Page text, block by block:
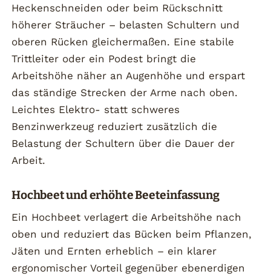
Heckenschneiden oder beim Rückschnitt
höherer Sträucher – belasten Schultern und
oberen Rücken gleichermaßen. Eine stabile
Trittleiter oder ein Podest bringt die
Arbeitshöhe näher an Augenhöhe und erspart
das ständige Strecken der Arme nach oben.
Leichtes Elektro- statt schweres
Benzinwerkzeug reduziert zusätzlich die
Belastung der Schultern über die Dauer der
Arbeit.
Hochbeet und erhöhte Beeteinfassung
Ein Hochbeet verlagert die Arbeitshöhe nach
oben und reduziert das Bücken beim Pflanzen,
Jäten und Ernten erheblich – ein klarer
ergonomischer Vorteil gegenüber ebenerdigen